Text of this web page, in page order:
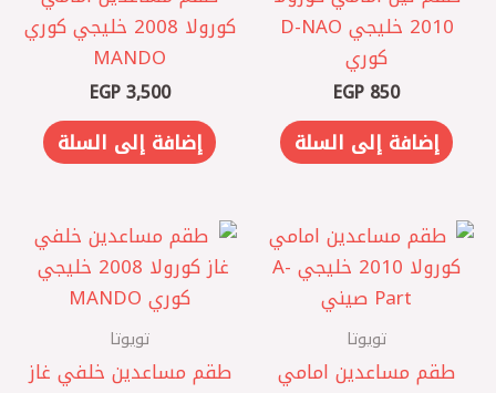
2010 خليجي D-NAO
كوري
EGP 850
إضافة إلى السلة
كورولا 2008 خليجي كوري
MANDO
EGP3,500
إضافة إلى السلة
تويوتا
طقم مساعدين امامي
تويوتا
طقم مساعدين خلفي غاز